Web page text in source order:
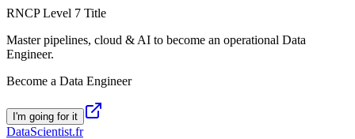
RNCP Level 7 Title
Master pipelines, cloud & AI to become an operational Data
Engineer.
Become a Data Engineer
I'm going for it
DataScientist.fr